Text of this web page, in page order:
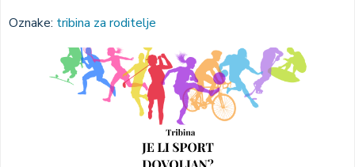
Oznake: tribina za roditelje